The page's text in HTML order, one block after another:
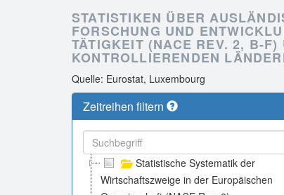
STATISTIKEN ÜBER
FORSCHUNG UND
TÄTIGKEIT (NACE REV. 2, B-F)
KONTROLLIERENDEN
Quelle: Eurostat, Luxembourg
Zeitreihen filtern
Statistische Systematik der
Wirtschaftszweige in der Europäischen